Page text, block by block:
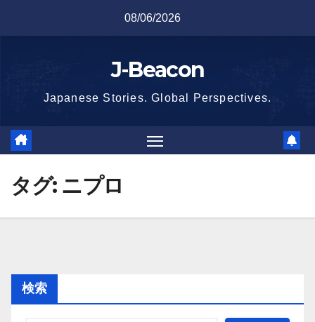
08/06/2026
J-Beacon
Japanese Stories. Global Perspectives.
タグ: ニプロ
検索